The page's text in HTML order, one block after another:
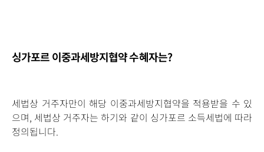
싱가포르 이중과세방지협약 수혜자는?
세법상 거주자만이 해당 이중과세방지협약을 적용받을 수 있
으며, 세법상 거주자는 하기와 같이 싱가포르 소득세법에 따라
정의됩니다.